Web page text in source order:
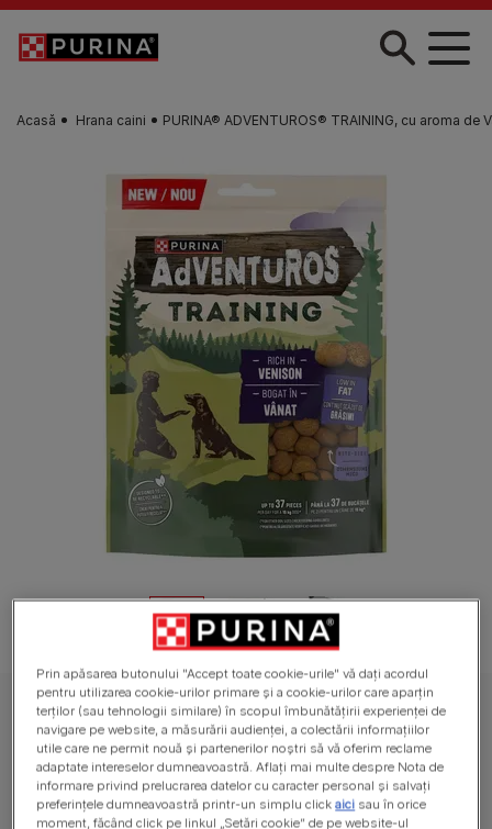
Skip to main content
Acasă Hrana caini PURINA® ADVENTUROS® TRAINING, cu aroma de
PURINA® ADVENTUROS® TRAINING, cu aroma de Vânat, recompense
pentru caini
PURINA® ADVENTUROS® TRAINING, cu
aroma de Vânat, recompense pentru caini
Prin apăsarea butonului "Accept toate cookie-urile" vă dați acordul
pentru utilizarea cookie-urilor primare și a cookie-urilor care aparțin
terților (sau tehnologii similare) în scopul îmbunătățirii experienței de
navigare pe website, a măsurării audienței, a colectării informațiilor
utile care ne permit nouă și partenerilor noștri să vă oferim reclame
adaptate intereselor dumneavoastră. Aflați mai multe despre Nota de
informare privind prelucrarea datelor cu caracter personal și salvați
preferințele dumneavoastră printr-un simplu clickaici sau în orice
moment, făcând click pe linkul „Setări cookie” de pe website-ul